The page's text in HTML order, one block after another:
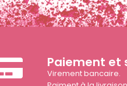
Paiement et
Virement bancaire.